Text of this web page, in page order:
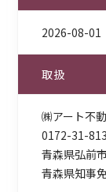
2026-08-01
取扱
㈱アート不
0172-31-
青森県弘前
青森県知事